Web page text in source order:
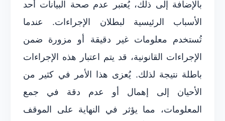
بالإضافة إلى ذلك، يُعتبر عدم صحة البيانات أحد
الأسباب الرئيسية لبطلان الإجراءات. عندما
تُستخدم معلومات غير دقيقة أو مزورة ضمن
الإجراءات القانونية، قد يتم اعتبار هذه الإجراءات
باطلة نتيجة لذلك. يُعزى هذا الأمر في كثير من
الأحيان إلى إهمال أو عدم دقة في جمع
المعلومات، مما يؤثر في النهاية على الموقف